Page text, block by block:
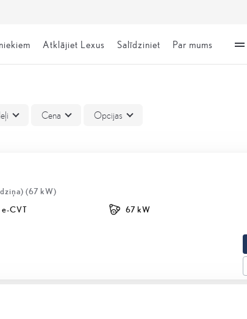
Atklājiet Lexus Salīdziniet Par mums
Cena Opcijas
(67 kW)
e-CVT 67 kW